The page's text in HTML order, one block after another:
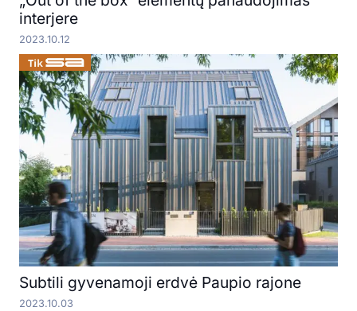
interjere
2023.10.12
Subtili gyvenamoji erdvė Paupio rajone
2023.10.03